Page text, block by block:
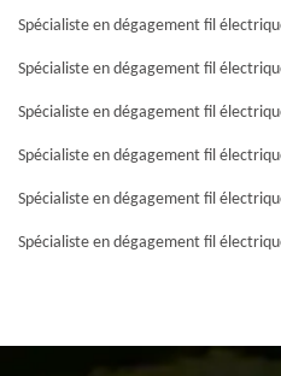
Spécialiste en dégagement fil
Spécialiste en dégagement fil
Spécialiste en dégagement fil
Spécialiste en dégagement fil
Spécialiste en dégagement fil
Spécialiste en dégagement fil